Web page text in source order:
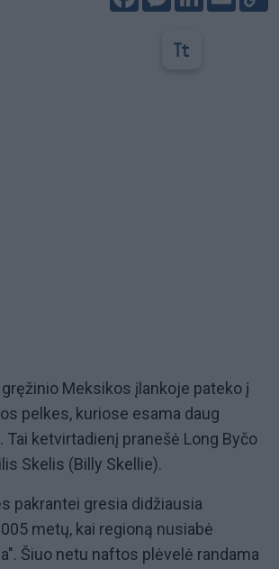
Meksikos įlankoje pateko į
pelkes, kuriose esama daug
Tai ketvirtadienį pranešė Long Byčo
Skelis (Billy Skellie).
pakrantei gresia didžiausia
metų, kai regioną nusiabė
Šiuo netu naftos plėvelė randama